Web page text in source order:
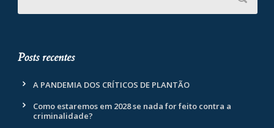
Posts recentes
A PANDEMIA DOS CRÍTICOS DE PLANTÃO
Como estaremos em 2028 se nada for feito contra a
criminalidade?